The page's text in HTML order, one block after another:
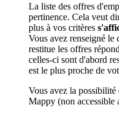
La liste des offres
pertinence. Cela veut
plus à vos critères
Vous avez renseigné
restitue les offres
celles-ci sont d'abord
est le plus proche de
Vous avez la
Mappy (non accessible